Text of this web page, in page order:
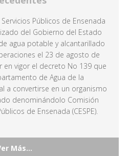
Públicos de Ensenada
del Gobierno del Estado
agua potable y alcantarillado
el 23 de agosto de
en vigor el decreto No 139 que
de Agua de la
a convertirse en un organismo
denominándolo Comisión
de Ensenada (CESPE).
Más...